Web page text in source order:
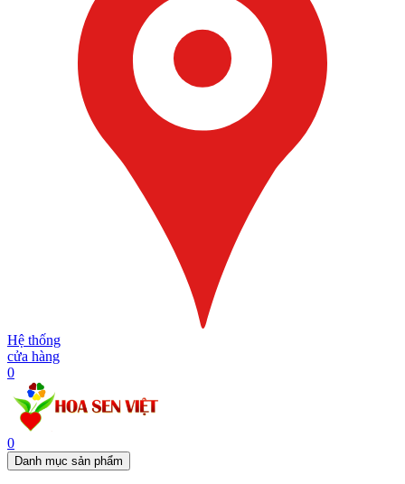
Hệ thống
cửa hàng
0
0
Danh mục sản phẩm